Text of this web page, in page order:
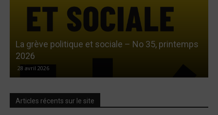
La grève politique et sociale – No 35, printemps
2026
28 avril 2026
Articles récents sur le site